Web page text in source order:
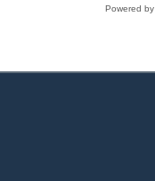
Powered by